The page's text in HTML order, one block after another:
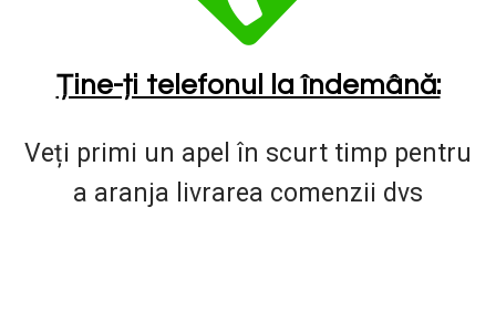
Ține-ți telefonul la îndemână:
Veți primi un apel în scurt timp pentru
a aranja livrarea comenzii dvs